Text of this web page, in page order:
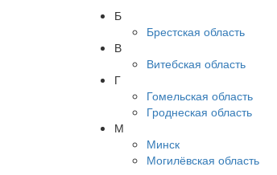
Б
Брестская область
В
Витебская область
Г
Гомельская область
Гроднеская область
М
Минск
Могилёвская область